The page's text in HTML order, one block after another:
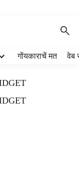
गोंयकाराचें मत वेब